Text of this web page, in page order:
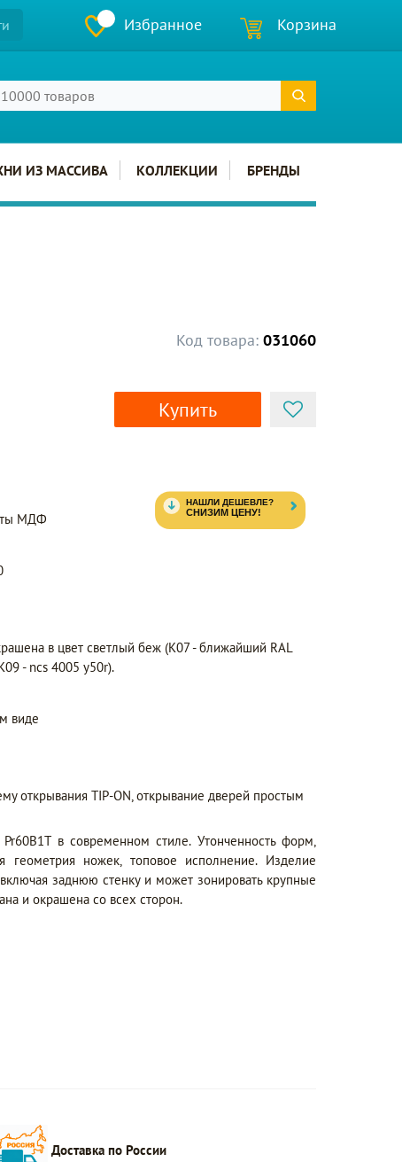
Избранное Корзина
ИЗ МАССИВА КОЛЛЕКЦИИ БРЕНДЫ
Код товара: 031060
Купить
МДФ
в цвет светлый беж (K07 - ближайший RAL
- ncs 4005 y50r).
виде
открывания TIP-ON, открывание дверей простым
в современном стиле. Утонченность форм,
геометрия ножек, топовое исполнение. Изделие
заднюю стенку и может зонировать крупные
и окрашена со всех сторон.
Доставка по России